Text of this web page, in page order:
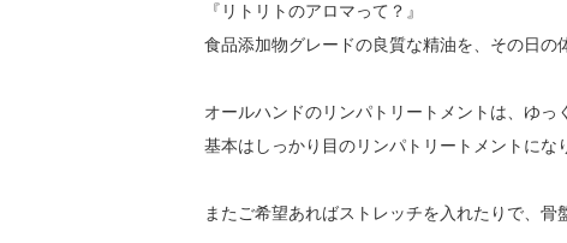
『リトリトのアロマって？』
食品添加物グレードの良質な精油を、その日の
オールハンドのリンパトリートメントは、ゆっ
基本はしっかり目のリンパトリートメントにな
またご希望あればストレッチを入れたりで、